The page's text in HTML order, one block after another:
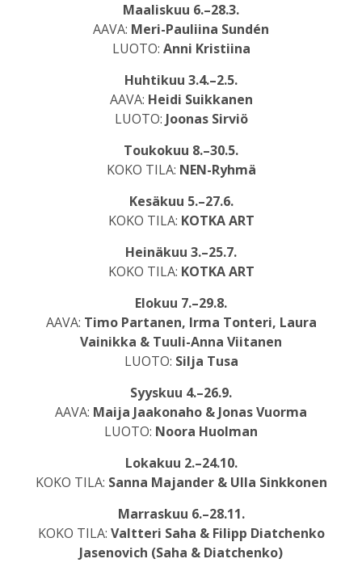
Maaliskuu 6.–28.3.
AAVA: Meri-Pauliina Sundén
LUOTO: Anni Kristiina
Huhtikuu 3.4.–2.5.
AAVA: Heidi Suikkanen
LUOTO: Joonas Sirviö
Toukokuu 8.–30.5.
KOKO TILA: NEN-Ryhmä
Kesäkuu 5.–27.6.
KOKO TILA: KOTKA ART
Heinäkuu 3.–25.7.
KOKO TILA: KOTKA ART
Elokuu 7.–29.8.
AAVA: Timo Partanen, Irma Tonteri, Laura
Vainikka & Tuuli-Anna Viitanen
LUOTO: Silja Tusa
Syyskuu 4.–26.9.
AAVA: Maija Jaakonaho & Jonas Vuorma
LUOTO: Noora Huolman
Lokakuu 2.–24.10.
KOKO TILA: Sanna Majander & Ulla Sinkkonen
Marraskuu 6.–28.11.
KOKO TILA: Valtteri Saha & Filipp Diatchenko
Jasenovich (Saha & Diatchenko)